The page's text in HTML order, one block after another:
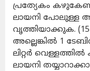
പ്രത്യേകം
ലായനി പോലുള്ള
വൃത്തിയാക്കുക. (15
അല്ലെങ്കില്‍ 1
ലിറ്റര്‍ വെള്ളത്തില്‍
ലായനി